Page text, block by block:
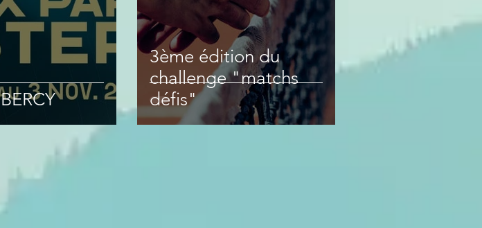
3ème édition du
challenge "matchs
défis"